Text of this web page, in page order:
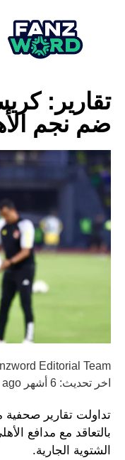
تقارير:
ضم نجم
Editorial Team
اخر تحديث: 6 أشهر ago
تداولت تقارير صحفية
بالتعاقد مع مدافع
الشتوية الجارية.